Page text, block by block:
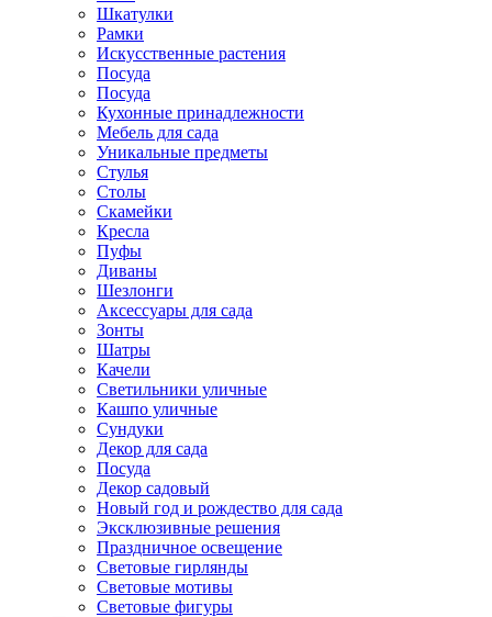
Шкатулки
Рамки
Искусственные растения
Посуда
Посуда
Кухонные принадлежности
Мебель для сада
Уникальные предметы
Стулья
Столы
Скамейки
Кресла
Пуфы
Диваны
Шезлонги
Аксессуары для сада
Зонты
Шатры
Качели
Cветильники уличные
Кашпо уличные
Сундуки
Декор для сада
Посуда
Декор садовый
Новый год и рождество для сада
Эксклюзивные решения
Праздничное освещение
Световые гирлянды
Световые мотивы
Световые фигуры